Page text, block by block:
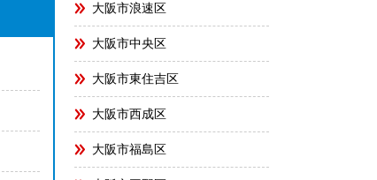
大阪市浪速区
大阪市中央区
大阪市東住吉区
大阪市西成区
大阪市福島区